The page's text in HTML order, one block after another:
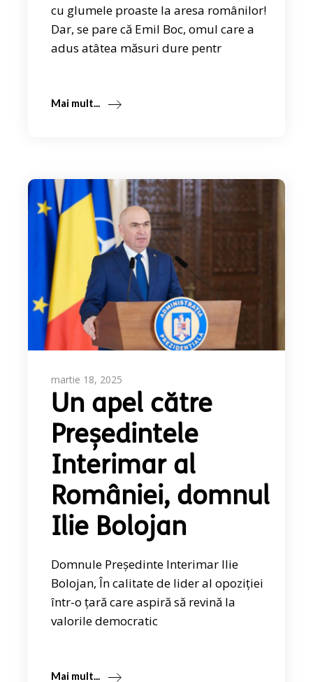
cu glumele proaste la aresa românilor!
Dar, se pare că Emil Boc, omul care a
adus atâtea măsuri dure pentr
Mai mult...
martie 18, 2025
Un apel către
Președintele
Interimar al
României, domnul
Ilie Bolojan
Domnule Președinte Interimar Ilie
Bolojan, În calitate de lider al opoziției
într-o țară care aspiră să revină la
valorile democratic
Mai mult...